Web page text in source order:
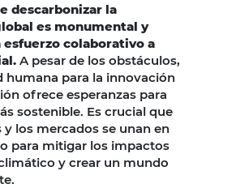
descarbonizar la
es monumental y
colaborativo a
A pesar de los obstáculos,
humana para la innovación
ofrece esperanzas para
sostenible. Es crucial que
y los mercados se unan en
para mitigar los impactos
y crear un mundo